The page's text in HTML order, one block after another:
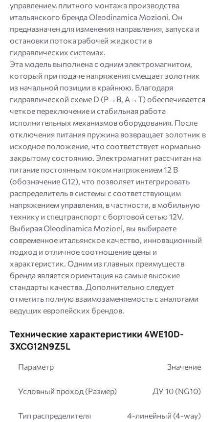
управлением плитного монтажа производства
итальянского бренда Oleodinamica Mozioni. Он
предназначен для изменения направления, запуска и
остановки потока рабочей жидкости в
гидравлических системах.
Эта модель выполнена с одним электромагнитом,
который при подаче напряжения смещает золотник
из начальной позиции в крайнюю. Благодаря
гидравлической схеме D (P→B, A→T) обеспечивается
четкое переключение и стабильная работа
исполнительных механизмов оборудования. После
отключения питания пружина возвращает золотник в
исходное положение, что соответствует нормально
закрытому состоянию. Электромагнит рассчитан на
питание постоянным током напряжением 12 В
(обозначение G12), что позволяет интегрировать
распределитель в системы с соответствующим
напряжением управления, в частности, в мобильную
технику и спецтранспорт с бортовой сетью 12V.
Выбирая Oleodinamica Mozioni, вы выбираете
современное итальянское качество, инновационный
подход и отличное соотношение цены и
характеристик. Одним из главных преимуществ
бренда является ориентация на самые высокие
стандарты качества. Дополнительно следует
отметить полную взаимозаменяемость с аналогами
ведущих европейских брендов.
Технические характеристики 4WE10D-
3XCG12N9Z5L
Параметр Значение
Условный проход (Размер) ДУ 10 (NG10)
Тип распределителя 4-линейный (4-way)